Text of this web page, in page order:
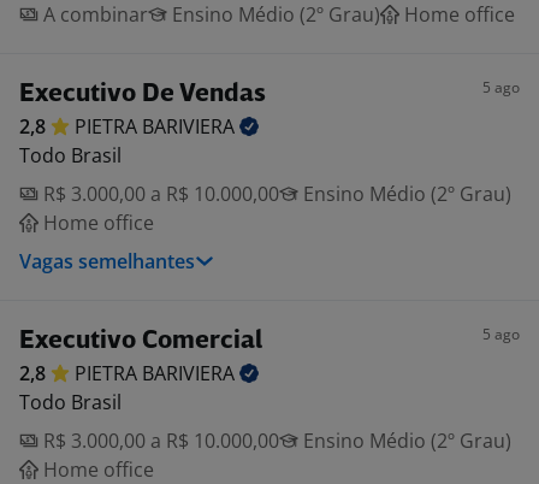
A combinar
Ensino Médio (2º Grau) Home office
Executivo De Vendas 5 ago
2,8 PIETRA BARIVIERA
Todo Brasil
R$ 3.000,00 a R$ 10.000,00
Ensino Médio (2º Grau)
Home office
Vagas semelhantes
Executivo Comercial 5 ago
2,8 PIETRA BARIVIERA
Todo Brasil
R$ 3.000,00 a R$ 10.000,00
Ensino Médio (2º Grau)
Home office